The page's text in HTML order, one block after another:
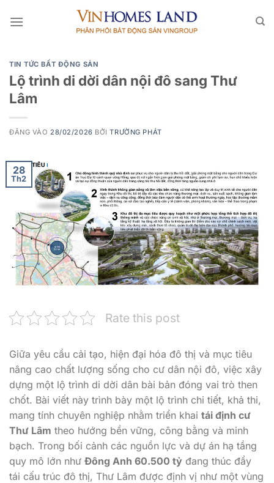
qua
TIN TỨC BẤT ĐỘNG SẢN
Lộ trình di dời dân nội đô sang Thư
Lâm
ĐĂNG VÀO 28/02/2026 BỞITRƯỜNG PHÁT
28
Th2
Rate this post
Giữa yêu cầu cải tạo, hiện đại hóa đô thị và mục tiêu
nâng cao chất lượng sống cho cư dân nội đô, việc xây
dựng một lộ trình di dời dân bài bản đóng vai trò then
chốt. Bài viết này trình bày một lộ trình chi tiết, khả thi,
mang tính chuyên nghiệp nhằm triển khai tái định cư
Thư Lâm theo hướng bền vững, công bằng và minh
bạch. Trong bối cảnh các nguồn lực và dự án hạ tầng
quy mô lớn như Đông Anh 60.500 tỷ đang thúc đẩy
tái cấu trúc đô thị, Thư Lâm được định vị như một vùng